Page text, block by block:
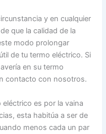
y en cualquier
que la calidad de la
modo prolongar
de tu termo eléctrico. Si
en su termo
contacto con nosotros.
eléctrico es por la vaina
esta habitúa a ser de
menos cada un par